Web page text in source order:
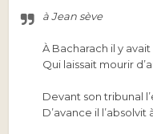
à Jean sève
À Bacharach il y
Qui laissait mourir
Devant son tribunal
D’avance il